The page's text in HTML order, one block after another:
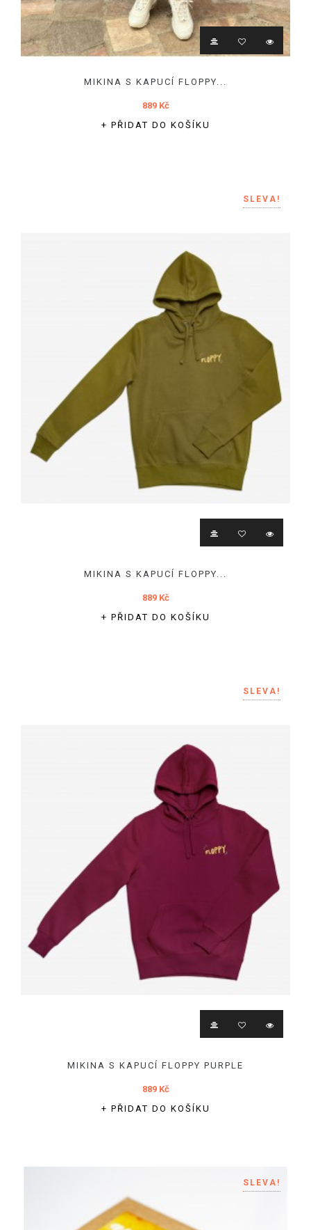
MIKINA S KAPUCÍ FLOPPY...
889 Kč
+ PŘIDAT DO KOŠÍKU
SLEVA!
MIKINA S KAPUCÍ FLOPPY...
889 Kč
+ PŘIDAT DO KOŠÍKU
SLEVA!
MIKINA S KAPUCÍ FLOPPY PURPLE
889 Kč
+ PŘIDAT DO KOŠÍKU
SLEVA!